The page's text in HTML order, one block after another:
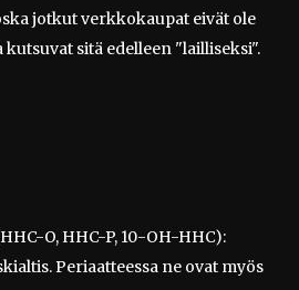
jotkut verkkokaupat eivät ole
sitä edelleen "lailliseksi".
O, HHC-P, 10-OH-HHC):
Periaatteessa ne ovat myös